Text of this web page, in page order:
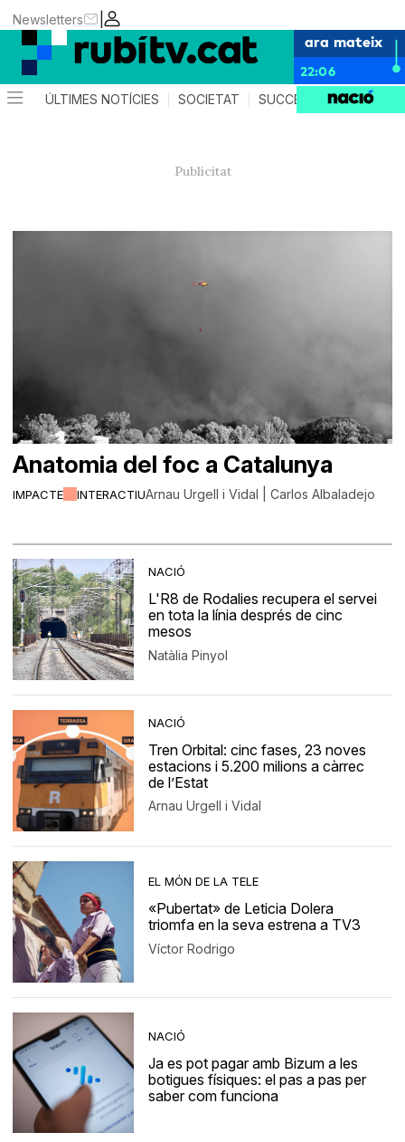
|
Newsletters
ara mateix
22:06
ÚLTIMES NOTÍCIES SOCIETAT SUCCESSOS
IMPACTE INTERACTIU
Anatomia del foc a Catalunya
Arnau Urgell i Vidal | Carlos Albaladejo
NACIÓ
L'R8 de Rodalies recupera el servei
en tota la línia després de cinc
mesos
Natàlia Pinyol
NACIÓ
Tren Orbital: cinc fases, 23 noves
estacions i 5.200 milions a càrrec
de l’Estat
Arnau Urgell i Vidal
EL MÓN DE LA TELE
«Pubertat» de Leticia Dolera
triomfa en la seva estrena a TV3
Víctor Rodrigo
NACIÓ
Ja es pot pagar amb Bizum a les
botigues físiques: el pas a pas per
saber com funciona